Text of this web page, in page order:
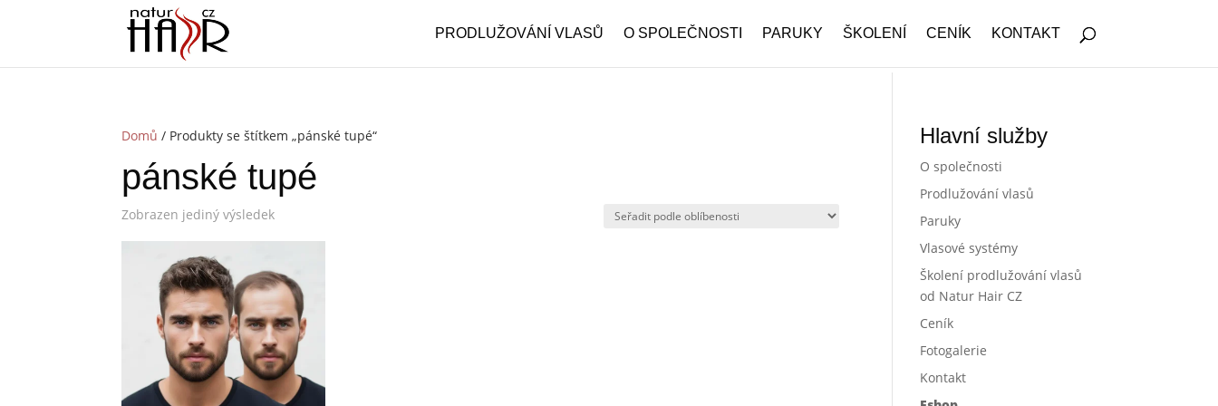
PRODLUŽOVÁNÍ VLASŮ O SPOLEČNOSTI PARUKY ŠKOLENÍ CENÍK KONTAKT
Domů / Produkty se štítkem „pánské tupé“
pánské tupé
Zobrazen jediný výsledek
Hlavní služby
O společnosti
Prodlužování vlasů
Paruky
Vlasové systémy
Školení prodlužování vlasů
od Natur Hair CZ
Ceník
Fotogalerie
Kontakt